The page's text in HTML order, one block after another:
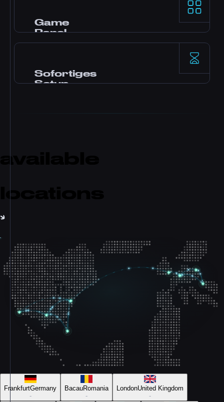
Leistung auf den anspruchsvollsten Game
Servern.
Game
Panel
Backups und Echtzeit-Monitoring.
Sofortiges
Setup
FrankfurtGermany
-
BacauRomania
-
LondonUnited Kingdom
-